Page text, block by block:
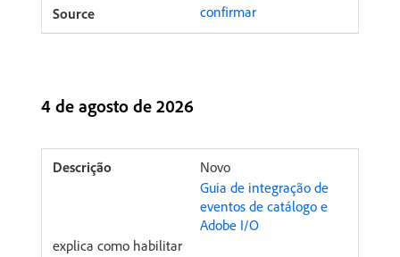
confirmar
4 de agosto de 2026
Novo
Guia de integração de
eventos de catálogo e
Adobe I/O
explica como habilitar